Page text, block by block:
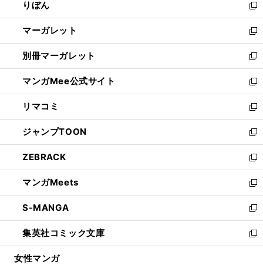
く
で
開
く
ド
ウ
で
開
く
ィ
ン
ド
ウ
で
開
く
りぼん
新
し
い
ウ
ィ
ン
ド
ウ
で
開
く
マーガレット
新
し
い
ウ
ィ
ン
ド
ウ
で
開
く
別冊マーガレット
新
し
い
ウ
ィ
ン
ド
ウ
で
開
く
マンガMee公式サイト
新
し
い
ウ
ィ
ン
ド
ウ
で
開
く
リマコミ
新
し
い
ウ
ィ
ン
ド
ウ
で
開
く
ジャンプTOON
新
し
い
ウ
ィ
ン
ド
ウ
で
開
ZEBRACK
新
し
い
ウ
ィ
ン
ド
ウ
マンガMeets
新
し
い
ウ
ィ
ン
S-MANGA
新
し
い
ウ
集英社コミック文庫
新
し
女性マンガ